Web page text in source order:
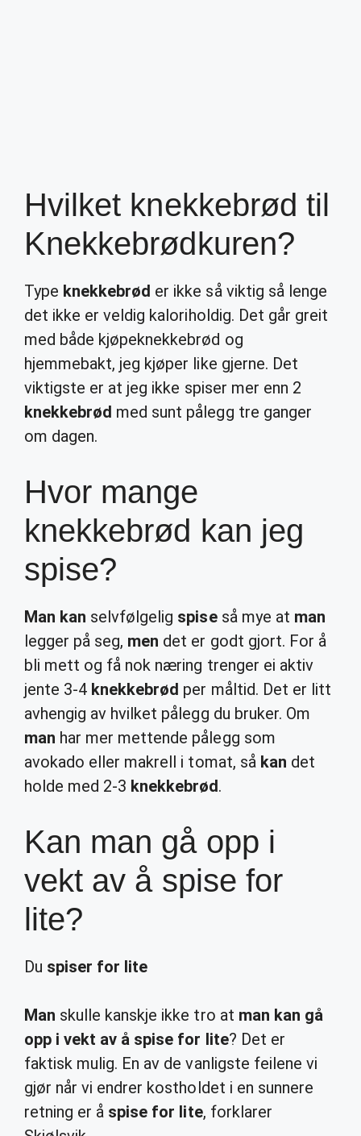
Hvilket knekkebrød til
Knekkebrødkuren?
Type knekkebrød er ikke så viktig så lenge
det ikke er veldig kaloriholdig. Det går greit
med både kjøpeknekkebrød og
hjemmebakt, jeg kjøper like gjerne. Det
viktigste er at jeg ikke spiser mer enn 2
knekkebrød med sunt pålegg tre ganger
om dagen.
Hvor mange
knekkebrød kan jeg
spise?
Man kan selvfølgelig spiseså mye at man
legger på seg, men det er godt gjort. For å
bli mett og få nok næring trenger ei aktiv
jente 3-4 knekkebrød per måltid. Det er litt
avhengig av hvilket pålegg du bruker. Om
man har mer mettende pålegg som
avokado eller makrell i tomat, så kan det
holde med 2-3 knekkebrød.
Kan man gå opp i
vekt av å spise for
lite?
Du spiser for lite
Man skulle kanskje ikke tro at man kan gå
opp i vekt av å spise for lite? Det er
faktisk mulig. En av de vanligste feilene vi
gjør når vi endrer kostholdet i en sunnere
retning er å spise for lite, forklarer